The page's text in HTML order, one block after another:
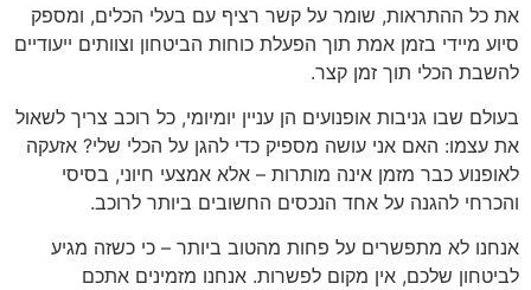
את כל ההתראות, שומר על קשר רציף עם בעלי הכלים, ומספק
סיוע מיידי בזמן אמת תוך הפעלת כוחות הביטחון וצוותים ייעודיים
להשבת הכלי תוך זמן קצר.
בעולם שבו גניבות אופנועים הן עניין יומיומי, כל רוכב צריך לשאול
את עצמו: האם אני עושה מספיק כדי להגן על הכלי שלי? אזעקה
לאופנוע כבר מזמן אינה מותרות – אלא אמצעי חיוני, בסיסי
והכרחי להגנה על אחד הנכסים החשובים ביותר לרוכב.
אנחנו לא מתפשרים על פחות מהטוב ביותר – כי כשזה מגיע
לביטחון שלכם, אין מקום לפשרות. אנחנו מזמינים אתכם